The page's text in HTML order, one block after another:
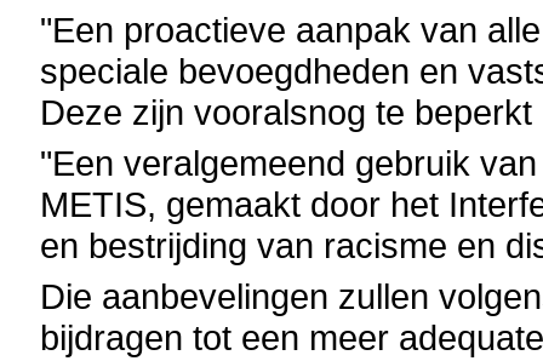
"Een proactieve aanpak van
speciale bevoegdheden en
Deze zijn vooralsnog te
"Een veralgemeend gebruik
METIS, gemaakt door het
en bestrijding van racisme en
Die aanbevelingen zullen
bijdragen tot een meer